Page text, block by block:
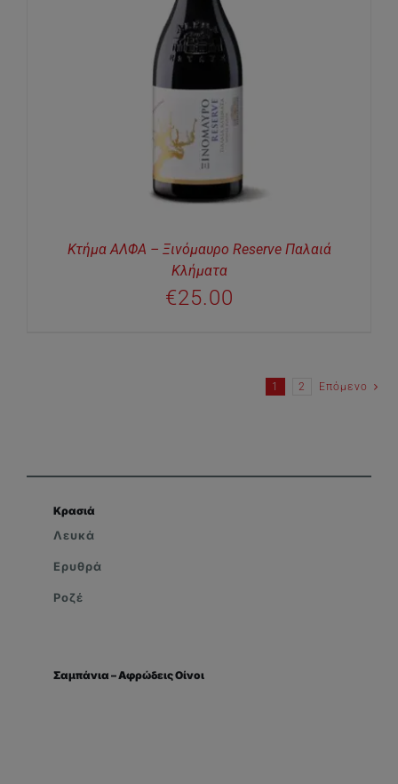
Κτήμα ΑΛΦΑ – Ξινόμαυρο Reserve Παλαιά
Κλήματα
€25.00
1 2 Επόμενο
Κρασιά
Λευκά
Ερυθρά
Ροζέ
Σαμπάνια – Αφρώδεις Οίνοι